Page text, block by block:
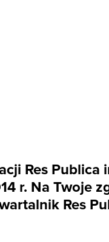
Res Publica
r. Na Twoje
Res